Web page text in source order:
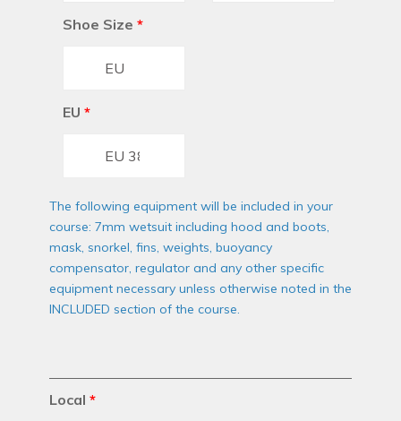
Shoe Size *
EU *
The following equipment will be included in your
course: 7mm wetsuit including hood and boots,
mask, snorkel, fins, weights, buoyancy
compensator, regulator and any other specific
equipment necessary unless otherwise noted in the
INCLUDED section of the course.
Local *